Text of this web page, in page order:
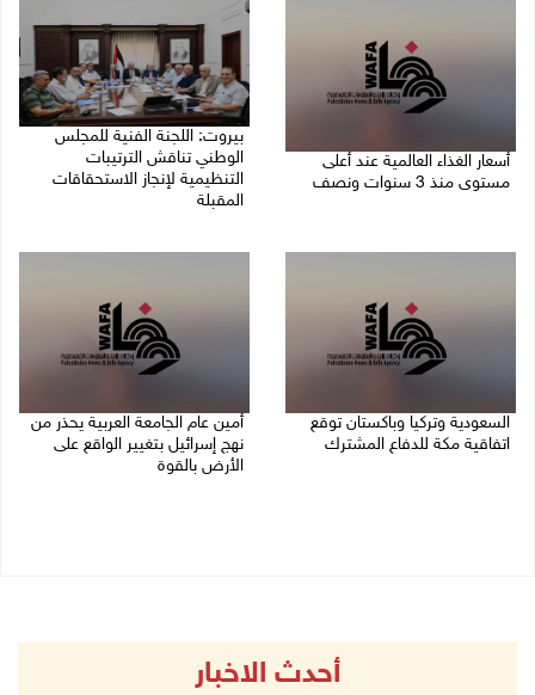
أسعار الغذاء العالمية عند أعلى
مستوى منذ 3 سنوات ونصف
بيروت: اللجنة الفنية للمجلس
الوطني تناقش الترتيبات
التنظيمية لإنجاز الاستحقاقات
المقبلة
السعودية وتركيا وباكستان توقع
اتفاقية مكة للدفاع المشترك
أمين عام الجامعة العربية يحذر من
نهج إسرائيل بتغيير الواقع على
الأرض بالقوة
أحدث الاخبار